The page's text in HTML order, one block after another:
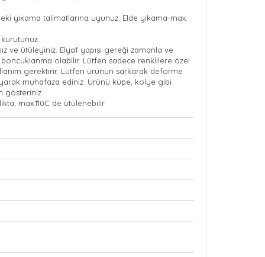
yıkama talimatlarına uyunuz. Elde yıkama-max.
ve ütüleyiniz. Elyaf yapısı gereği zamanla ve
boncuklanma olabilir. Lütfen sadece renklilere özel
gerektirir. Lütfen ürünün sarkarak deforme
muhafaza ediniz. Ürünü küpe, kolye gibi
gösteriniz.
max.110C de ütülenebilir.